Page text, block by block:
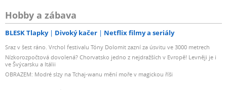
Hobby a zábava
BLESK Tlapky Divoký kačer Netflix filmy a seriály
Sraz v šest ráno. Vrchol festivalu Tóny Dolomit zazní za úsvitu ve 3000 metrech
Nízkorozpočtová dovolená? Chorvatsko jedno z nejdražších v Evropě! Levněji je i
ve Švýcarsku a Itálii
OBRAZEM: Modré slzy na Tchaj-wanu mění moře v magickou říši